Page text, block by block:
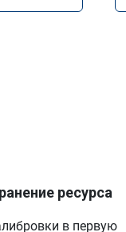
ресурса
в первую